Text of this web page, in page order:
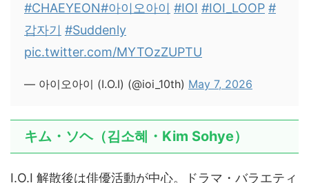
#CHAEYEON#아이오아이 #IOI #IOI_LOOP #
갑자기 #Suddenly
pic.twitter.com/MYTOzZUPTU
— 아이오아이 (I.O.I) (@ioi_10th) May 7, 2026
キム・ソヘ（김소혜・Kim Sohye）
I.O.I 解散後は俳優活動が中心。ドラマ・バラエティ